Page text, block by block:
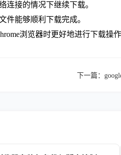
连接的情况下继续下载。
件能够顺利下载完成。
浏览器时更好地进行下载操作
下一篇：